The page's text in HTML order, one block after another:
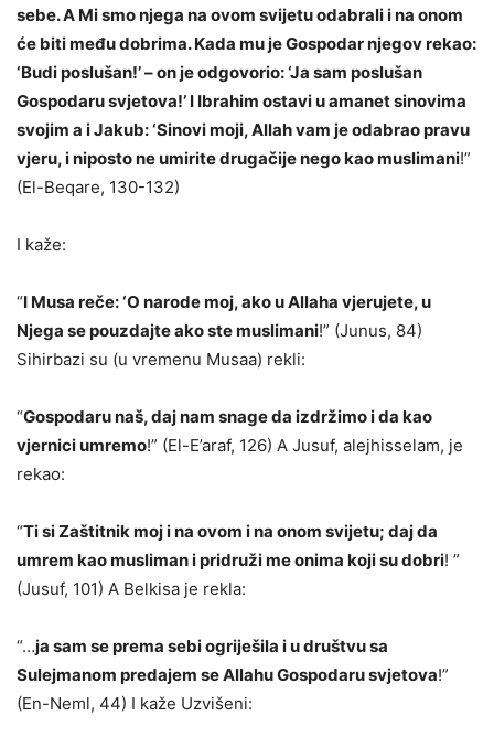
sebe. A Mi smo njega na ovom svijetu odabrali i na onom
će biti među dobrima. Kada mu je Gospodar njegov rekao:
‘Budi poslušan!’ – on je odgovorio: ‘Ja sam poslušan
Gospodaru svjetova!’ I Ibrahim ostavi u amanet sinovima
svojim a i Jakub: ‘Sinovi moji, Allah vam je odabrao pravu
vjeru, i niposto ne umirite drugačije nego kao muslimani!”
(El-Beqare, 130-132)
I kaže:
“I Musa reče: ‘O narode moj, ako u Allaha vjerujete, u
Njega se pouzdajte ako ste muslimani!” (Junus, 84)
Sihirbazi su (u vremenu Musaa) rekli:
“Gospodaru naš, daj nam snage da izdržimo i da kao
vjernici umremo!” (El-E’araf, 126) A Jusuf, alejhisselam, je
rekao:
“Ti si Zaštitnik moj i na ovom i na onom svijetu; daj da
umrem kao musliman i pridruži me onima koji su dobri! ”
(Jusuf, 101) A Belkisa je rekla:
“…ja sam se prema sebi ogriješila i u društvu sa
Sulejmanom predajem se Allahu Gospodaru svjetova!”
(En-Neml, 44) I kaže Uzvišeni: